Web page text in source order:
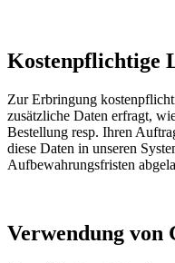
Kostenpflichtige
Zur Erbringung
zusätzliche Daten erfragt,
Bestellung resp. Ihren
diese Daten in unseren
Aufbewahrungsfristen
Verwendung von